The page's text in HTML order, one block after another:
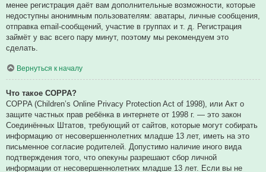
менее регистрация даёт вам дополнительные возможности, которые
недоступны анонимным пользователям: аватары, личные сообщения,
отправка email-сообщений, участие в группах и т. д. Регистрация
займёт у вас всего пару минут, поэтому мы рекомендуем это
сделать.
Вернуться к началу
Что такое COPPA?
COPPA (Children’s Online Privacy Protection Act of 1998), или Акт о
защите частных прав ребёнка в интернете от 1998 г. — это закон
Соединённых Штатов, требующий от сайтов, которые могут собирать
информацию от несовершеннолетних младше 13 лет, иметь на это
письменное согласие родителей. Допустимо наличие иного вида
подтверждения того, что опекуны разрешают сбор личной
информации от несовершеннолетних младше 13 лет. Если вы не